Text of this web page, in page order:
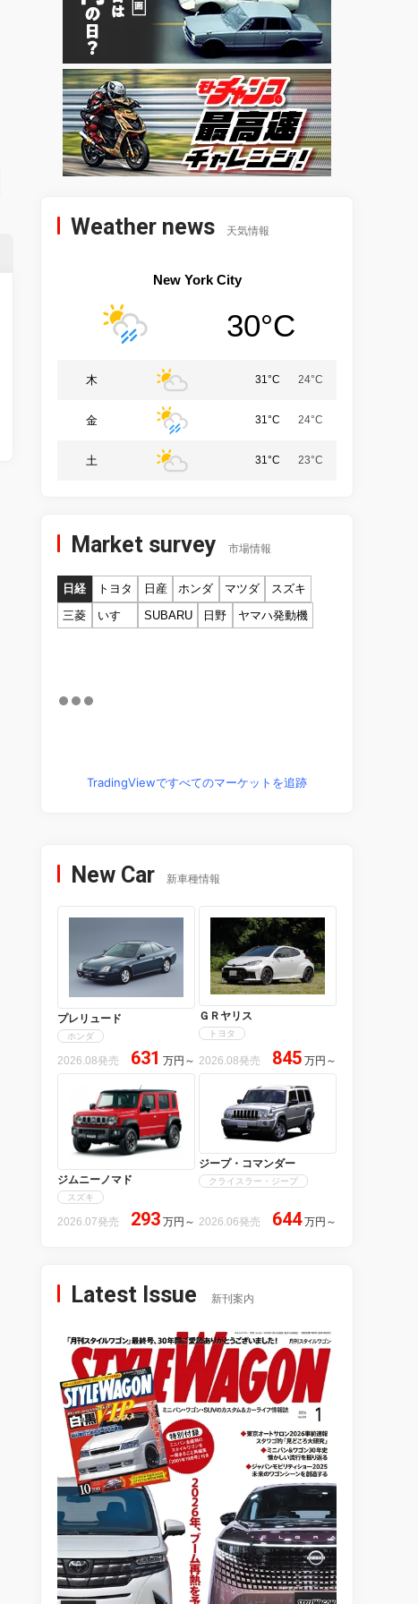
Weather news 天気情報
New York City
30°C
木 31°C 24°C
金 31°C 24°C
土 31°C 23°C
Market survey 市場情報
日経 トヨタ 日産 ホンダ マツダ
スズキ
三菱
いすゞ SUBARU 日野 ヤマハ発動機
TradingViewですべてのマーケットを追跡
New Car 新車種情報
プレリュード
ホンダ
2026.08発売 631 万円 ～
ＧＲヤリス
トヨタ
2026.08発売 845 万円 ～
ジムニーノマド
スズキ
2026.07発売 293 万円 ～
ジープ・コマンダー
クライスラー・ジープ
2026.06発売 644万円 ～
Latest Issue 新刊案内